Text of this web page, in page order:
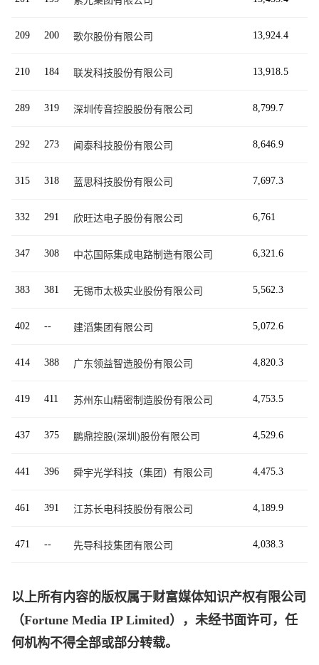
209 200 歌尔股份有限公司 13,924.4
210 184 联发科技股份有限公司 13,918.5
289 319 深圳传音控股股份有限公司 8,799.7
292 273 闻泰科技股份有限公司 8,646.9
315 318 蓝思科技股份有限公司 7,697.3
332 291 欣旺达电子股份有限公司 6,761
347 308 中芯国际集成电路制造有限公司 6,321.6
383 381 无锡市太极实业股份有限公司 5,562.3
402 -- 建滔集团有限公司 5,072.6
414 388 广东领益智造股份有限公司 4,820.3
419 411 苏州东山精密制造股份有限公司 4,753.5
437 375 鹏鼎控股(深圳)股份有限公司 4,529.6
441 396 舜宇光学科技（集团）有限公司 4,475.3
461 391 江苏长电科技股份有限公司 4,189.9
471 -- 先导科技集团有限公司 4,038.3
以上所有内容的版权属于财富媒体知识产权有限公司
（Fortune Media IP Limited），未经书面许可，任
何机构不得全部或部分转载。